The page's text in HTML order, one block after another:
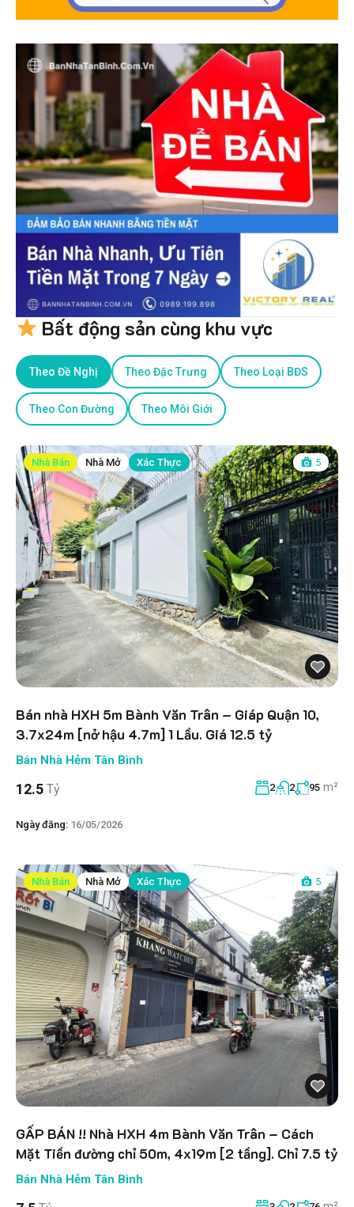
Bất động sản cùng khu vực
Theo Đề Nghị Theo Đặc Trưng Theo Loại BĐS
Theo Con Đường Theo Môi Giới
Nhà Bán Nhà Mở Xác Thực 5
Bán nhà HXH 5m Bành Văn Trân – Giáp Quận 10,
3.7x24m [nở hậu 4.7m] 1 Lầu. Giá 12.5 tỷ
Bán Nhà Hẻm Tân Bình
12.5 Tỷ 2 2 95 m²
Ngày đăng: 16/05/2026
Nhà Bán Nhà Mở Xác Thực 5
GẤP BÁN !! Nhà HXH 4m Bành Văn Trân – Cách
Mặt Tiền đường chỉ 50m, 4x19m [2 tầng]. Chỉ 7.5 tỷ
Bán Nhà Hẻm Tân Bình